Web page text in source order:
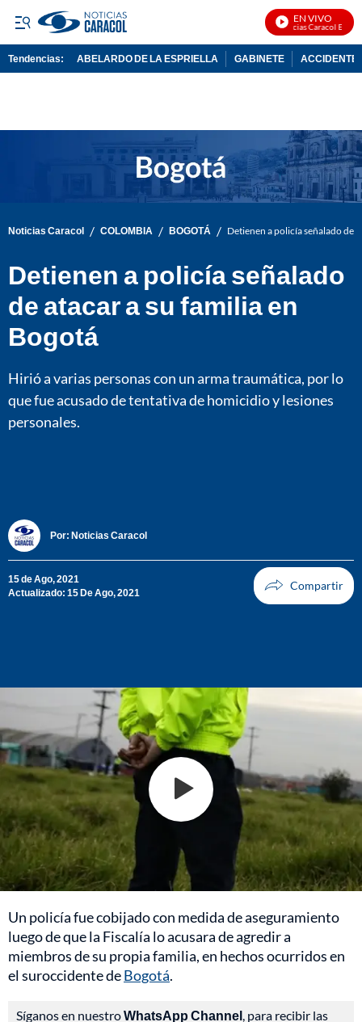
EN VIVO
Noticias Caracol En Vivo
Tendencias: ABELARDO DE LA ESPRIELLA GABINETE ACCIDENTE
Noticias Caracol / COLOMBIA / BOGOTÁ / Detienen a policía señalado de
Detienen a policía señalado
de atacar a su familia en
Bogotá
Hirió a varias personas con un arma traumática, por lo
que fue acusado de tentativa de homicidio y lesiones
personales.
Por: Noticias Caracol
15 de Ago, 2021
Actualizado: 15 De Ago, 2021
Un policía fue cobijado con medida de aseguramiento
luego de que la Fiscalía lo acusara de agredir a
miembros de su propia familia, en hechos ocurridos en
el suroccidente deBogotá.
Síganos en nuestroWhatsApp Channel , para recibir las